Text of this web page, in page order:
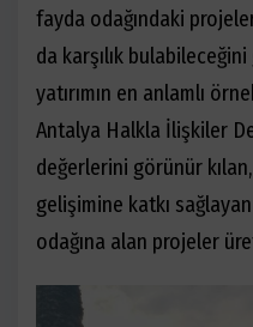
fayda odağındaki
da karşılık
yatırımın en anlamlı
Antalya Halkla İlişkiler
değerlerini görünür
gelişimine katkı
odağına alan projeler